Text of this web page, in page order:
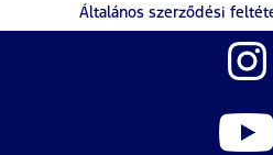
Általános szerződési